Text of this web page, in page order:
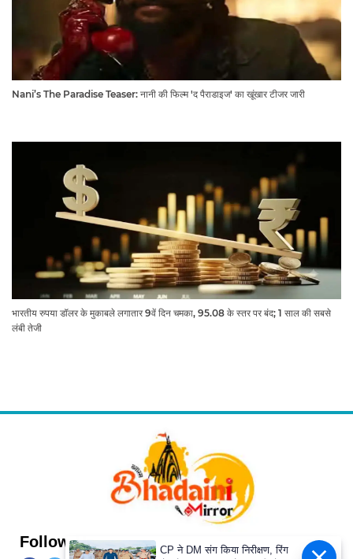
Nani’s The Paradise Teaser: नानी की फिल्म 'द पैराडाइज' का खूंखार टीजर जारी
भारतीय रुपया डॉलर के मुकाबले लगातार 9वें दिन चमका, 95.08 के स्तर पर बंद; 1 साल की सबसे
लंबी तेजी
Follow Us
CP ने DM संग किया निरीक्षण, रिंग